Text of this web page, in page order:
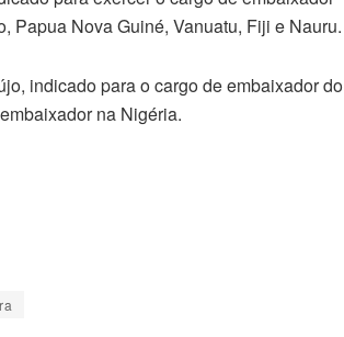
Papua Nova Guiné, Vanuatu, Fiji e Nauru.
indicado para o cargo de embaixador do
na Nigéria.